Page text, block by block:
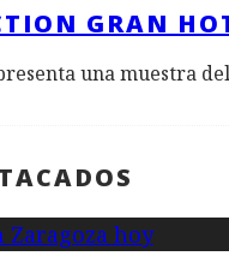
GRAN
una muestra